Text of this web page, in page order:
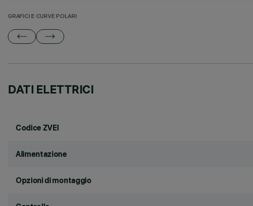
GRAFICI E CURVE POLARI
DATI ELETTRICI
Codice ZVEI
Alimentazione
Opzioni di montaggio